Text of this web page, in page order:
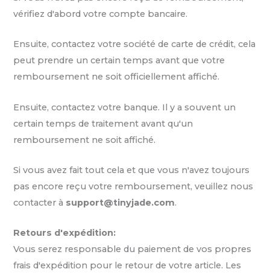
vérifiez d'abord votre compte bancaire.
Ensuite, contactez votre société de carte de crédit, cela
peut prendre un certain temps avant que votre
remboursement ne soit officiellement affiché.
Ensuite, contactez votre banque. Il y a souvent un
certain temps de traitement avant qu'un
remboursement ne soit affiché.
Si vous avez fait tout cela et que vous n'avez toujours
pas encore reçu votre remboursement, veuillez nous
contacter à support@tinyjade.com.
Retours d'expédition:
Vous serez responsable du paiement de vos propres
frais d'expédition pour le retour de votre article. Les